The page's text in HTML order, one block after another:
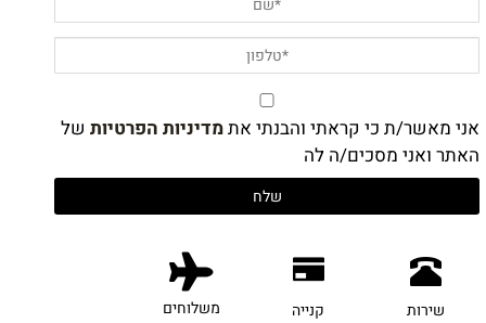
אני מאשר/ת כי קראתי והבנתי אתמדיניות הפרטיות של
האתר ואני מסכים/ה לה
שירות
קנייה
משלוחים